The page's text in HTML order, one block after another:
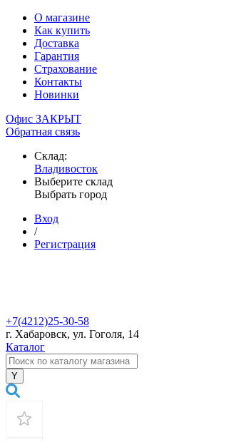
О магазине
Как купить
Доставка
Гарантия
Страхование
Контакты
Новинки
Офис ЗАКРЫТ
Обратная связь
Склад:
Владивосток
Выберите склад
Выбрать город
Вход
/
Регистрация
+7(4212)25-30-58
г. Хабаровск, ул. Гоголя, 14
Каталог